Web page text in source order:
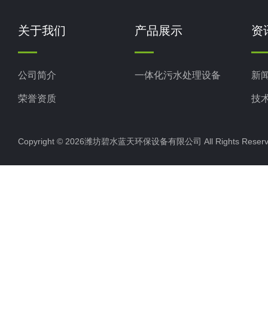
关于我们
公司简介
荣誉资质
产品展示
一体化污水处理设备
资
新
技
Copyright © 2026潍坊碧水蓝天环保设备有限公司 All Rights